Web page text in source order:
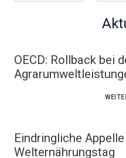
OECD: Rollback bei
Eindringliche
Welternährungstag